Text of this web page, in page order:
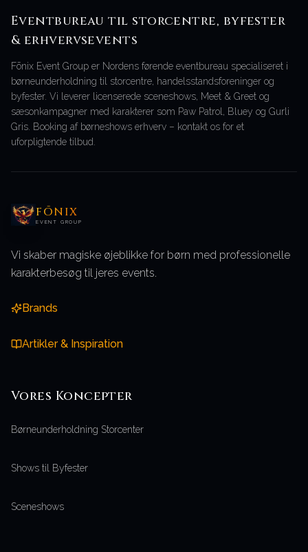
Eventbureau til storcentre, byfester
& erhvervsevents
Fōnix Event Group er Nordens førende eventbureau specialiseret i
børneunderholdning til storcentre, handelsstandsforeninger og
byfester. Vi leverer licenserede sceneshows, Meet & Greet og
sæsonkampagner med karakterer som Paw Patrol, Bluey og Gurli
Gris. Booking af børneshows erhverv – kontakt os for et
uforpligtende tilbud.
FŌNIX
EVENT GROUP
Vi skaber magiske øjeblikke for børn med professionelle
karakterbesøg til jeres events.
Brands
Artikler & Inspiration
Vores Koncepter
Børneunderholdning Storcenter
Shows til Byfester
Sceneshows